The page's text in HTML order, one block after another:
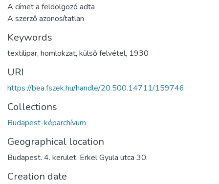
A címet a feldolgozó adta
A szerző azonosítatlan
Keywords
textilipar, homlokzat, külső felvétel, 1930
URI
https://bea.fszek.hu/handle/20.500.14711/159746
Collections
Budapest-képarchívum
Geographical location
Budapest. 4. kerület. Erkel Gyula utca 30.
Creation date